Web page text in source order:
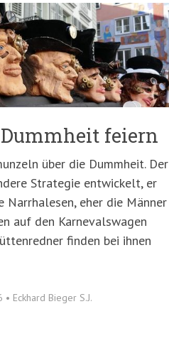
feiern
über die Dummheit. Der
Strategie entwickelt, er
eher die Männer
auf den Karnevalswagen
finden bei ihnen
• Eckhard Bieger S.J.